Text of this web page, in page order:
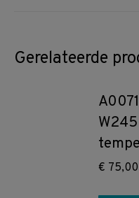
Gerelateerde
€ 75,00